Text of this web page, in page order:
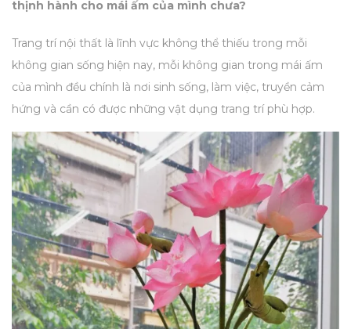
thịnh hành cho mái ấm của mình chưa?
Trang trí nội thất là lĩnh vực không thể thiếu trong mỗi
không gian sống hiện nay, mỗi không gian trong mái ấm
của mình đều chính là nơi sinh sống, làm việc, truyền cảm
hứng và cần có được những vật dụng trang trí phù hợp.